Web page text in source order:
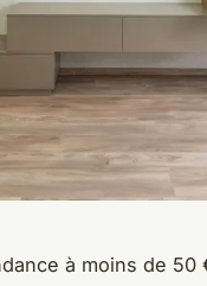
à moins de 50